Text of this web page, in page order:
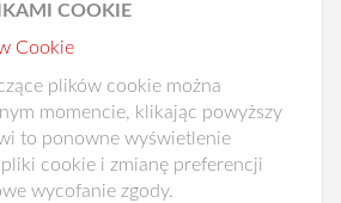
COOKIE
Cookie
plików cookie można
momencie, klikając powyższy
to ponowne wyświetlenie
cookie i zmianę preferencji
wycofanie zgody.